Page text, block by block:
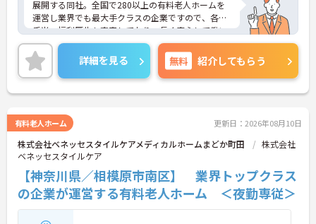
展開する同社。全国で280以上の有料老人ホームを
運営し業界でも最大手クラスの企業ですので、各種
手当、福利厚生も充実しており、長く安心して働い
ていただける環境です。ご興味ある方には、面接対
策ポイントなど、さらに詳細をお話しいたしますの
でお気軽にご相談ください。
詳細を見る 無料 紹介してもらう
有料老人ホーム 更新日：2026年08月10日
株式会社ベネッセスタイルケアメディカルホームまどか町田
株式会社
ベネッセスタイルケア
【神奈川県／相模原市南区】 業界トップクラス
の企業が運営する有料老人ホーム ＜夜勤専従＞